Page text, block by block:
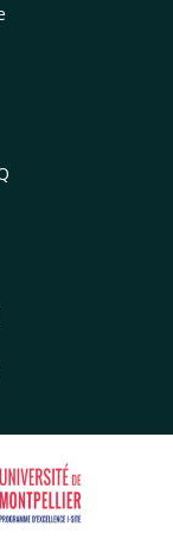
suivre sur
Nous suivre sur
la page Nous
Aller à la page
suivre sur
Nourrir le
la page Nous